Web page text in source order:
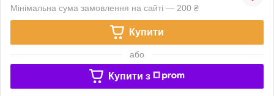
Мінімальна сума замовлення на сайті — 200 ₴
Купити
або
Купити з